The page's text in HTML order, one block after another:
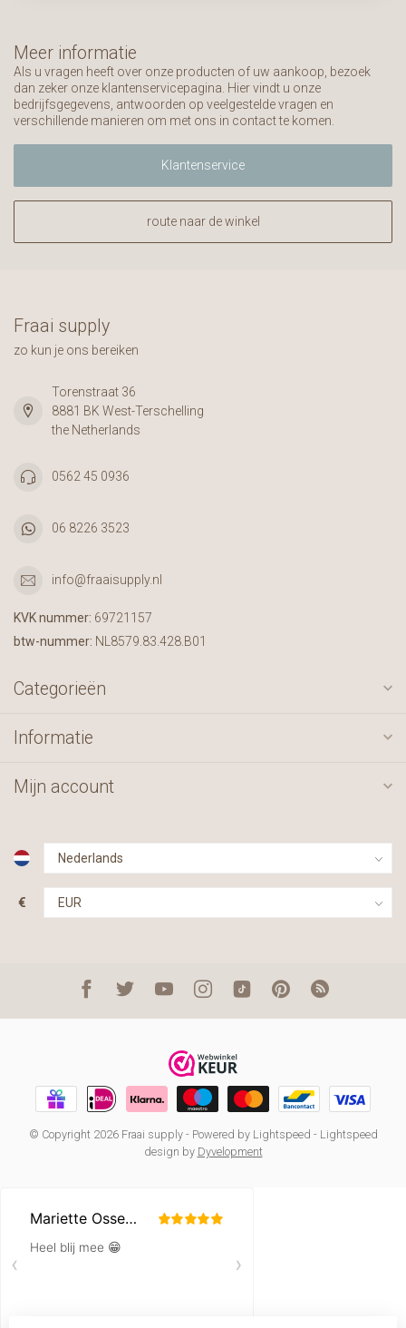
Meer informatie
Als u vragen heeft over onze producten of uw aankoop, bezoek
dan zeker onze klantenservicepagina. Hier vindt u onze
bedrijfsgegevens, antwoorden op veelgestelde vragen en
verschillende manieren om met ons in contact te komen.
Klantenservice
route naar de winkel
Fraai supply
zo kun je ons bereiken
Torenstraat 36
8881 BK West-Terschelling
the Netherlands
0562 45 0936
06 8226 3523
info@fraaisupply.nl
KVK nummer: 69721157
btw-nummer: NL8579.83.428.B01
Categorieën
Informatie
Mijn account
€
© Copyright 2026 Fraai supply- Powered by Lightspeed - Lightspeed
design by Dyvelopment